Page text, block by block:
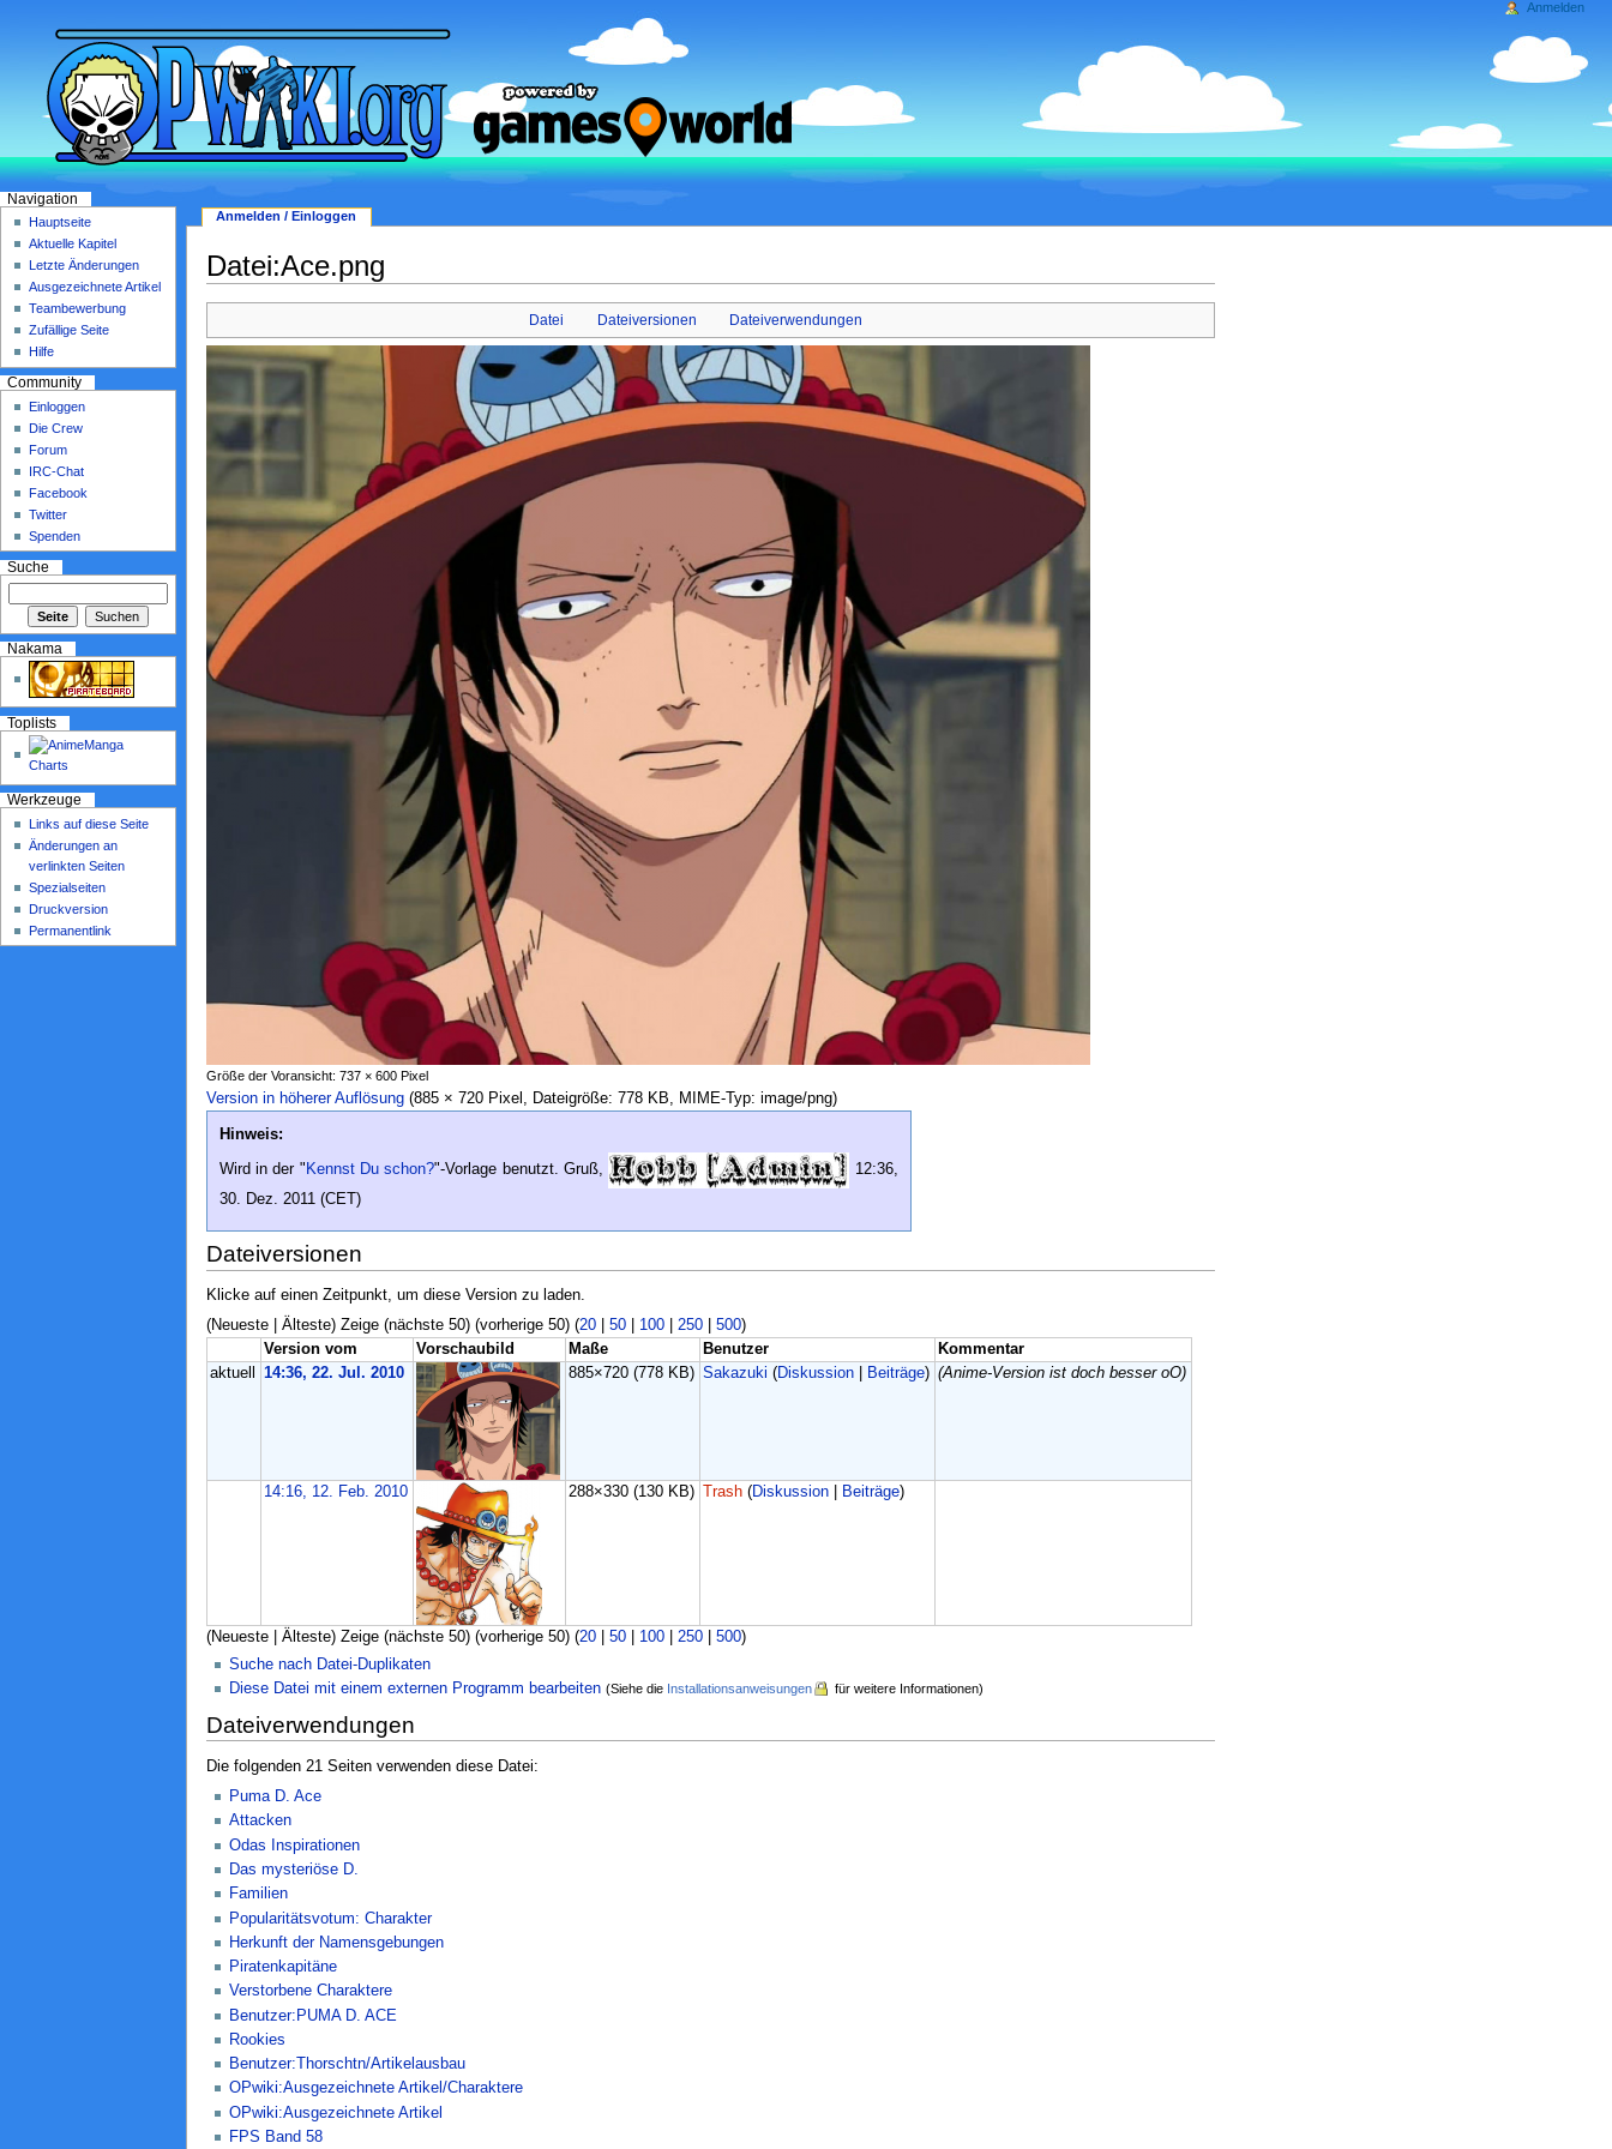
Datei:Ace.png
Datei Dateiversionen Dateiverwendungen
Größe der Voransicht: 737 × 600 Pixel
Version in höherer Auflösung‎ (885 × 720 Pixel, Dateigröße: 778 KB, MIME-Typ: image/png)
Hinweis:
Wird in der " Kennst Du schon?"-Vorlage benutzt. Gruß,
12:36,
30. Dez. 2011 (CET)
Dateiversionen
Klicke auf einen Zeitpunkt, um diese Version zu laden.
(Neueste | Älteste) Zeige (nächste 50) (vorherige 50) (20| 50| 100| 250| 500)
Version vom
Vorschaubild Maße Benutzer
Kommentar
aktuell
14:36, 22. Jul. 2010 885×720(778 KB) Sakazuki (Diskussion Beiträge) (Anime-Version ist doch besser oO)
14:16, 12. Feb. 2010 288×330(130 KB) Trash (Diskussion Beiträge)
(Neueste | Älteste) Zeige (nächste 50) (vorherige 50) (20| 50| 100| 250| 500)
Suche nach Datei-Duplikaten
Diese Datei mit einem externen Programm bearbeiten (Siehe die Installationsanweisungen für weitere Informationen)
Dateiverwendungen
Die folgenden 21 Seiten verwenden diese Datei:
Puma D. Ace
Attacken
Odas Inspirationen
Das mysteriöse D.
Familien
Popularitätsvotum: Charakter
Herkunft der Namensgebungen
Piratenkapitäne
Verstorbene Charaktere
Benutzer:PUMA D. ACE
Rookies
Benutzer:Thorschtn/Artikelausbau
OPwiki:Ausgezeichnete Artikel/Charaktere
OPwiki:Ausgezeichnete Artikel
FPS Band 58
Anmelden / Einloggen
Anmelden
Navigation
Hauptseite
Aktuelle Kapitel
Letzte Änderungen
Ausgezeichnete Artikel
Teambewerbung
Zufällige Seite
Hilfe
Community
Einloggen
Die Crew
Forum
IRC-Chat
Facebook
Twitter
Spenden
Suche
Nakama
Toplists
Werkzeuge
Links auf diese Seite
Änderungen an
verlinkten Seiten
Spezialseiten
Druckversion
Permanentlink